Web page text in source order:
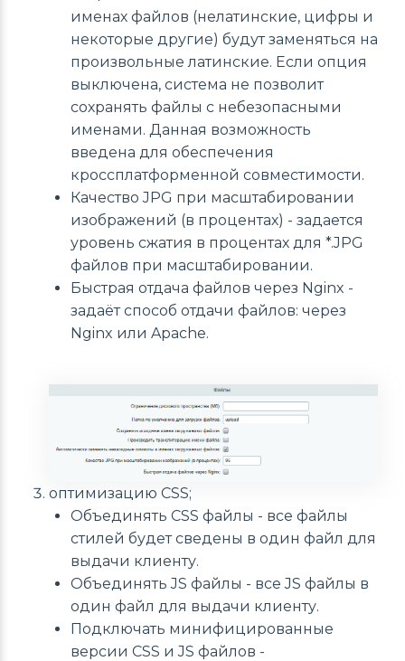
именах файлов (нелатинские, цифры и
некоторые другие) будут заменяться на
произвольные латинские. Если опция
выключена, система не позволит
сохранять файлы с небезопасными
именами. Данная возможность
введена для обеспечения
кроссплатформенной совместимости.
Качество JPG при масштабировании
изображений (в процентах) - задается
уровень сжатия в процентах для *.JPG
файлов при масштабировании.
Быстрая отдача файлов через Nginx -
задаёт способ отдачи файлов: через
Nginx или Apache.
оптимизацию CSS;
Объединять CSS файлы - все файлы
стилей будет сведены в один файл для
выдачи клиенту.
Объединять JS файлы - все JS файлы в
один файл для выдачи клиенту.
Подключать минифицированные
версии CSS и JS файлов -